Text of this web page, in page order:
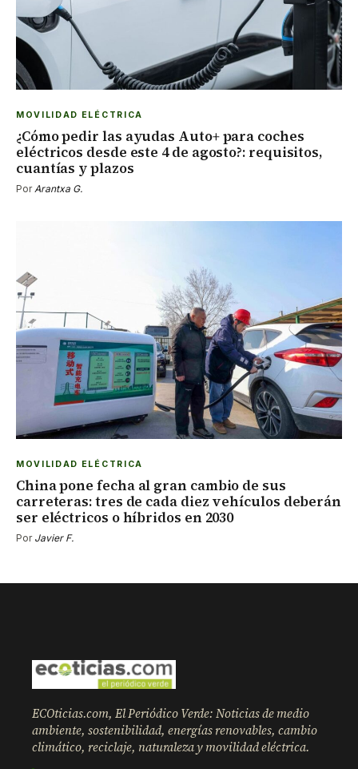
MOVILIDAD ELÉCTRICA
¿Cómo pedir las ayudas Auto+ para coches
eléctricos desde este 4 de agosto?: requisitos,
cuantías y plazos
PorArantxa G.
MOVILIDAD ELÉCTRICA
China pone fecha al gran cambio de sus
carreteras: tres de cada diez vehículos deberán
ser eléctricos o híbridos en 2030
Por Javier F.
ECOticias.com, El Periódico Verde: Noticias de medio
ambiente, sostenibilidad, energías renovables, cambio
climático, reciclaje, naturaleza y movilidad eléctrica.